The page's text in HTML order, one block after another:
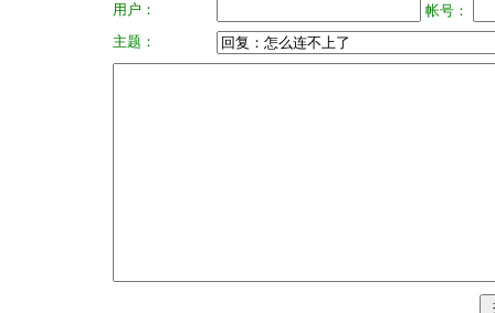
用户：
帐号：
主题：